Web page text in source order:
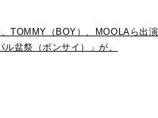
TOMMY（BOY）、MOOLAら出演
盆祭（ボンサイ）」が、